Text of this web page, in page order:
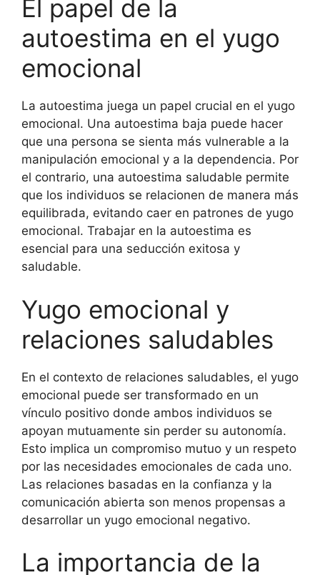
El papel de la
autoestima en el yugo
emocional
La autoestima juega un papel crucial en el yugo
emocional. Una autoestima baja puede hacer
que una persona se sienta más vulnerable a la
manipulación emocional y a la dependencia. Por
el contrario, una autoestima saludable permite
que los individuos se relacionen de manera más
equilibrada, evitando caer en patrones de yugo
emocional. Trabajar en la autoestima es
esencial para una seducción exitosa y
saludable.
Yugo emocional y
relaciones saludables
En el contexto de relaciones saludables, el yugo
emocional puede ser transformado en un
vínculo positivo donde ambos individuos se
apoyan mutuamente sin perder su autonomía.
Esto implica un compromiso mutuo y un respeto
por las necesidades emocionales de cada uno.
Las relaciones basadas en la confianza y la
comunicación abierta son menos propensas a
desarrollar un yugo emocional negativo.
La importancia de la